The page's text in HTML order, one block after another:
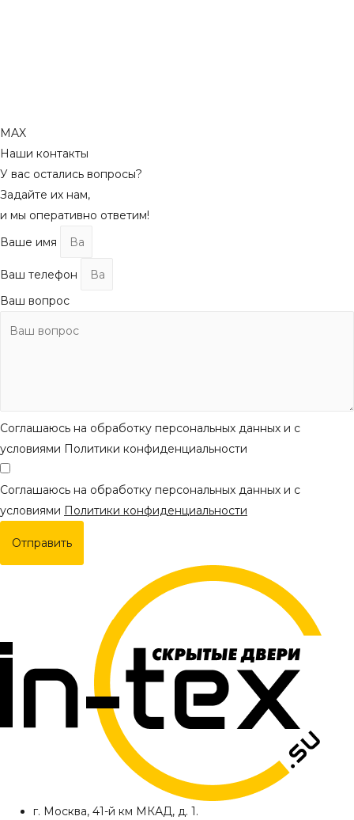
MAX
Наши контакты
У вас остались вопросы?
Задайте их нам,
и мы оперативно ответим!
Ваше имя
Ваш телефон
Ваш вопрос
Соглашаюсь на обработку персональных данных и с
условиями Политики конфиденциальности
Соглашаюсь на обработку персональных данных и с
условиями Политики конфиденциальности
Отправить
г. Москва, 41-й км МКАД, д. 1.